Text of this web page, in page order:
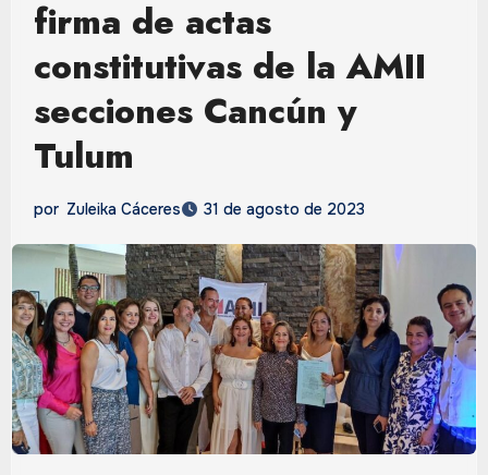
firma de actas
constitutivas de la AMII
secciones Cancún y
Tulum
por Zuleika Cáceres 31 de agosto de 2023